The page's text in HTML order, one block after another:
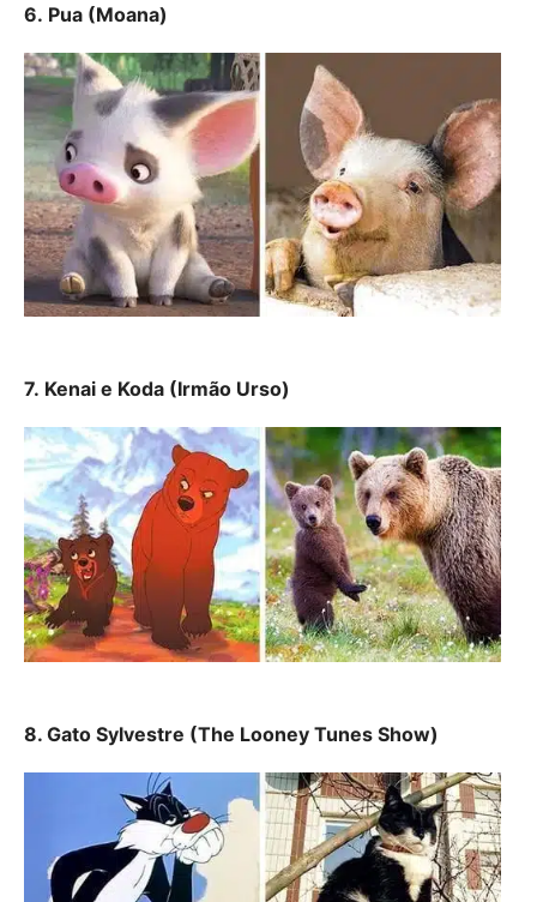
6. Pua (Moana)
7. Kenai e Koda (Irmão Urso)
8. Gato Sylvestre (The Looney Tunes Show)